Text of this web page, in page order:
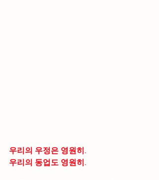
우리의 우정은 영원히.
우리의 동업도 영원히.